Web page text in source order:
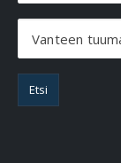
Vanteen
Etsi